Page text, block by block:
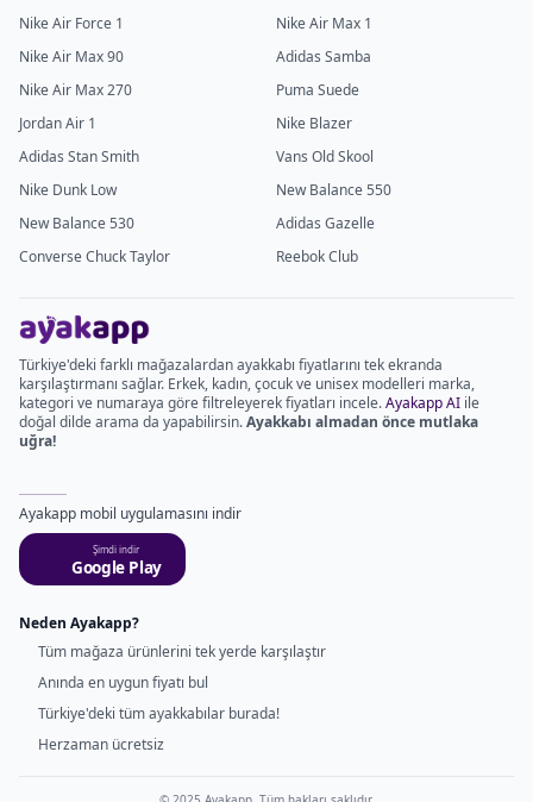
Nike Air Force 1
Nike Air Max 90
Nike Air Max 270
Jordan Air 1
Adidas Stan Smith
Nike Dunk Low
New Balance 530
Converse Chuck Taylor
Nike Air Max 1
Adidas Samba
Puma Suede
Nike Blazer
Vans Old Skool
New Balance 550
Adidas Gazelle
Reebok Club
Türkiye'deki farklı mağazalardan ayakkabı fiyatlarını tek ekranda
karşılaştırmanı sağlar. Erkek, kadın, çocuk ve unisex modelleri marka,
kategori ve numaraya göre filtreleyerek fiyatları incele.Ayakapp AI ile
doğal dilde arama da yapabilirsin.Ayakkabı almadan önce mutlaka
uğra!
Ayakapp mobil uygulamasını indir
Şimdi indir
Google Play
Neden Ayakapp?
Tüm mağaza ürünlerini tek yerde karşılaştır
Anında en uygun fiyatı bul
Türkiye'deki tüm ayakkabılar burada!
Herzaman ücretsiz